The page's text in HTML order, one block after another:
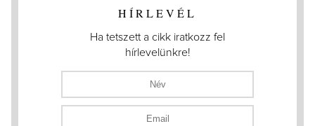
HÍRLEVÉL
Ha tetszett a cikk iratkozz fel
hírlevelünkre!